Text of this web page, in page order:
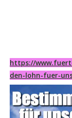
https://
den-lohn-fuer-